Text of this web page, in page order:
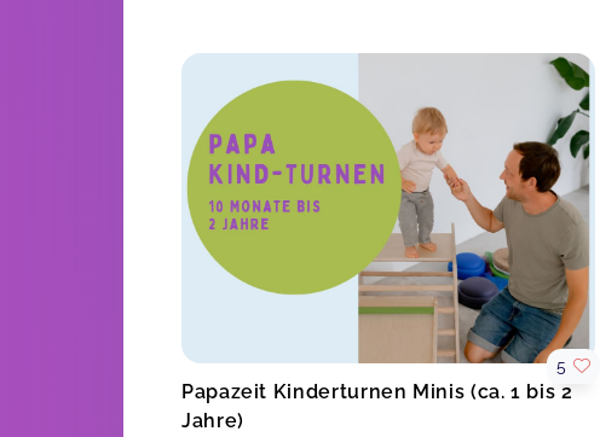
Papazeit Kinderturnen Minis (ca. 1 bis 2
Jahre)
5